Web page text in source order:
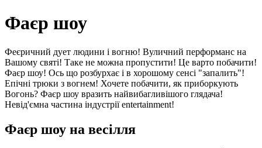
Фаєр шоу
Феєричний дует людини і вогню! Вуличний перформанс на
Вашому святі! Таке не можна пропустити! Це варто побачити!
Фаєр шоу! Ось що розбурхає і в хорошому сенсі "запалить"!
Епічні трюки з вогнем! Хочете побачити, як приборкують
Вогонь? Фаєр шоу вразить найвибагливішого глядача!
Невід'ємна частина індустрії entertainment!
Фаєр шоу на весілля